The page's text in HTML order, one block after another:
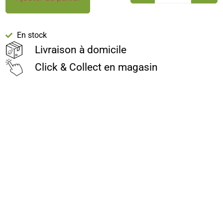
En stock
Livraison à domicile
Click & Collect en magasin